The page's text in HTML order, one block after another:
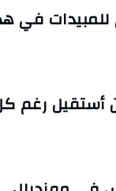
في
أستقيل رغم